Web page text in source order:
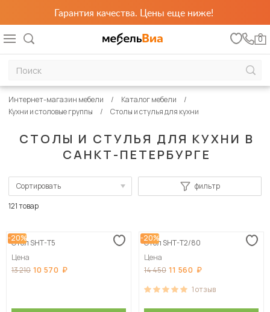
Гарантия качества. Цены еще ниже!
0
СТОЛЫ И СТУЛЬЯ ДЛЯ КУХНИ В
САНКТ-ПЕТЕРБУРГЕ
Интернет-магазин мебели
Каталог мебели
Кухни и столовые группы
Столы и стулья для кухни
Сортировать
Сначала дорогие
фильтр
121 товар
-20%
Стол SHT-T5
Цена
13 210 10 570
-20%
Стол SHT-T2/80
Цена
14 450 11 560
1отзыв